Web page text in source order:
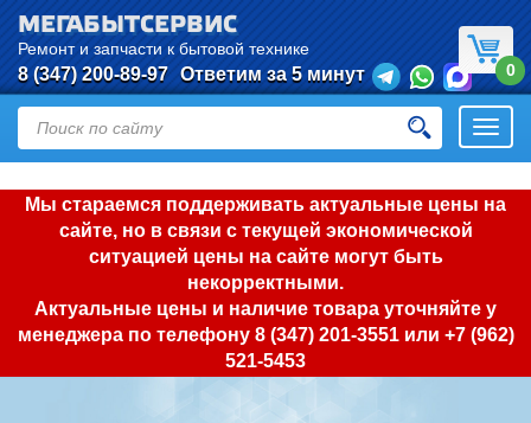
Мы стараемся поддерживать актуальные цены на
сайте, но в связи с текущей экономической
ситуацией цены на сайте могут быть
некорректными.
Актуальные цены и наличие товара уточняйте у
менеджера по телефону 8 (347) 201-3551или +7 (962)
521-5453
МЕГАБЫТСЕРВИС
Ремонт и запчасти к бытовой технике
8 (347) 200-89-97 Ответим за 5 минут 0